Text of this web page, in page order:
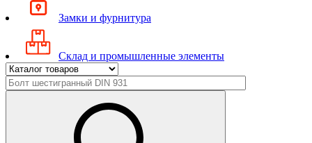
Замки и фурнитура
Склад и промышленные элементы